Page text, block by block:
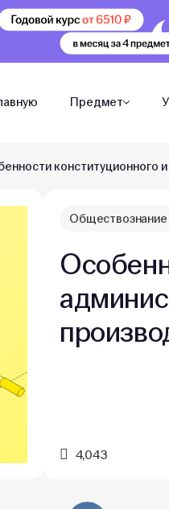
Предмет
конституционного
Обществознание
4,043